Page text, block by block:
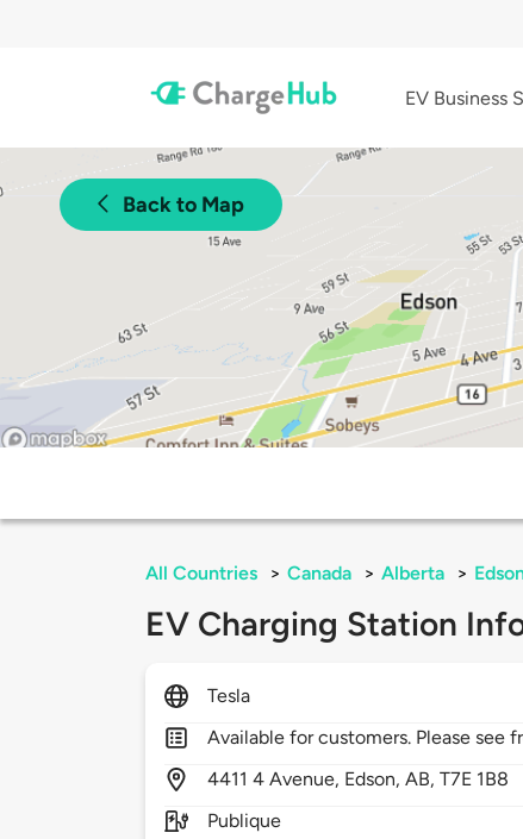
EV Business
Back to Map
All Countries > Canada > Alberta >
EV Charging Station
Tesla
Available for customers. Please see
44114 Avenue, Edson,AB,T7E 1B8
Publique